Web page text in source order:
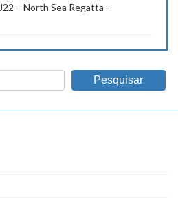
– North Sea Regatta -
Pesquisar